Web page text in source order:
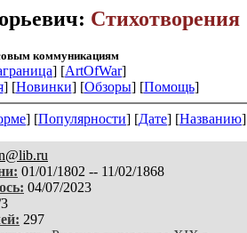
Стихотворения
коммуникациям
] [ArtOfWar]
] [Новинки] [Обзоры] [Помощь]
] [Популярности] [Дате] [Названию]
01/01/1802 -- 11/02/1868
04/07/2023
297